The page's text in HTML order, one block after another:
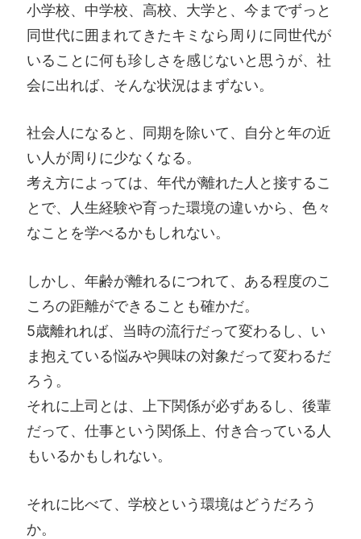
小学校、中学校、高校、大学と、今までずっと
同世代に囲まれてきたキミなら周りに同世代が
いることに何も珍しさを感じないと思うが、社
会に出れば、そんな状況はまずない。
社会人になると、同期を除いて、自分と年の近
い人が周りに少なくなる。
考え方によっては、年代が離れた人と接するこ
とで、人生経験や育った環境の違いから、色々
なことを学べるかもしれない。
しかし、年齢が離れるにつれて、ある程度のこ
ころの距離ができることも確かだ。
5歳離れれば、当時の流行だって変わるし、い
ま抱えている悩みや興味の対象だって変わるだ
ろう。
それに上司とは、上下関係が必ずあるし、後輩
だって、仕事という関係上、付き合っている人
もいるかもしれない。
それに比べて、学校という環境はどうだろう
か。